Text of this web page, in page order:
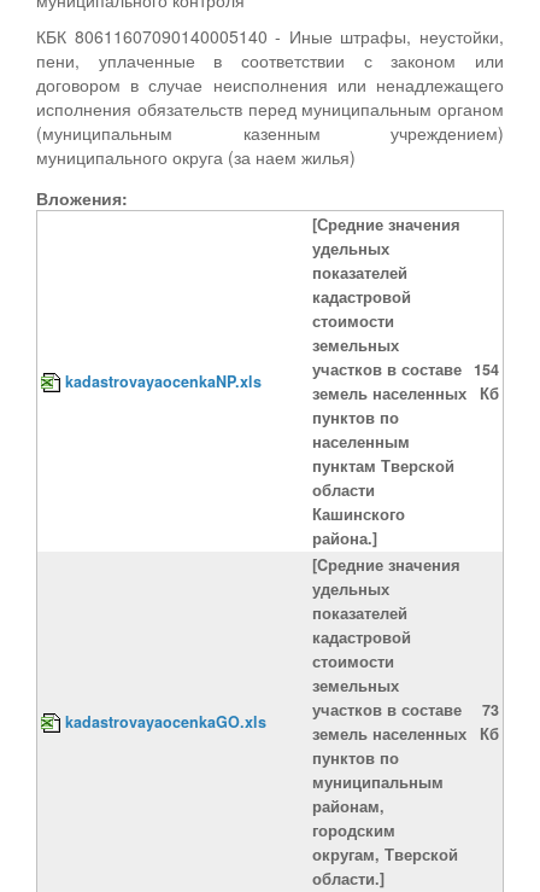
КБК 80611607090140005140 - Иные штрафы, неустойки,
пени, уплаченные в соответствии с законом или
договором в случае неисполнения или ненадлежащего
исполнения обязательств перед муниципальным органом
(муниципальным казенным учреждением)
муниципального округа (за наем жилья)
Вложения:
kadastrovayaocenkaNP.xls
[Средние значения
удельных
показателей
кадастровой
стоимости
земельных
участков в составе
земель населенных
пунктов по
населенным
пунктам Тверской
области
Кашинского
района.]
154
Кб
kadastrovayaocenkaGO.xls
[Cредние значения
удельных
показателей
кадастровой
стоимости
земельных
участков в составе
земель населенных
пунктов по
муниципальным
районам,
городским
округам, Тверской
области.]
73
Кб